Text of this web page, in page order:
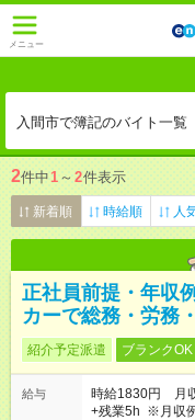
メニュー
入間市で簿記のバイト一覧
2件中1 ～ 2件表示
新着順 時給順 人
正社員前提・年収
カーで総務・労務
紹介予定派遣 ブランクOK
給与
時給1830円 月
+残業5h ※月収例